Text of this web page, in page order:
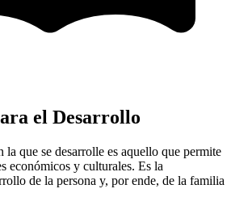
el Desarrollo
que se desarrolle es aquello que permite
económicos y culturales. Es la
de la persona y, por ende, de la familia